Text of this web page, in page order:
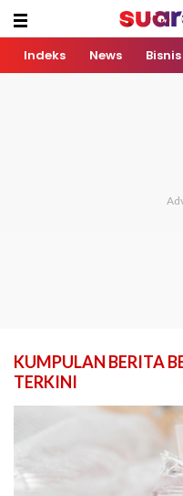
Indeks News Bisnis
KUMPULAN BERITA
TERKINI